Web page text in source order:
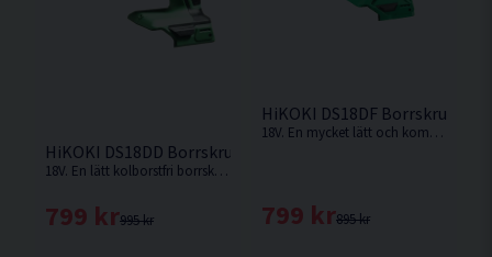
HiKOKI DS18DD Borrskruvdragare 18V
18V. En lätt kolborstfri borrskruvdragare med enastående balans och manövrerbarhet från HiKOKI. Levereras utan batteri och laddare med manual men utan låda.
995 kr
799 kr
HiKOKI DS18DF
18V. En mycket lätt och kompakt borrskruvdragare från HiKOKI. Levereras utan batteri, laddare och låda men med manual.
895 kr
799 kr